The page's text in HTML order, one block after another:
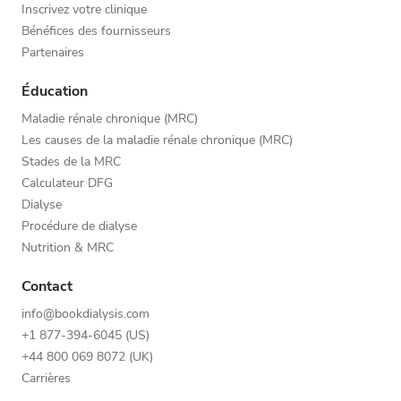
Inscrivez votre clinique
Bénéfices des fournisseurs
Partenaires
Éducation
Maladie rénale chronique (MRC)
Les causes de la maladie rénale chronique (MRC)
Stades de la MRC
Calculateur DFG
Dialyse
Procédure de dialyse
Nutrition & MRC
Contact
info@bookdialysis.com
+1 877-394-6045 (US)
+44 800 069 8072 (UK)
Carrières